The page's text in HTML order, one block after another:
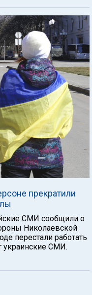
прекратили
СМИ сообщили о
Николаевской
перестали работать
украинские СМИ.